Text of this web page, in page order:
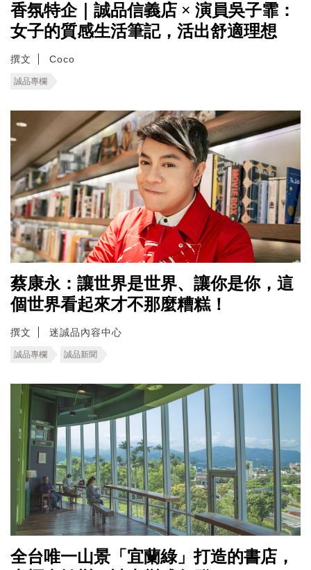
香氛特企｜誠品信義店 × 演員吳子霏：
女子的質感生活筆記，活出舒適理想
撰文 Coco
誠品專欄
蔡康永：讓世界是世界、讓你是你，這
個世界看起來才不那麼糟糕！
撰文 迷誠品內容中心
誠品專欄 誠品新聞
全台唯一山景「宜蘭綠」打造的書店，